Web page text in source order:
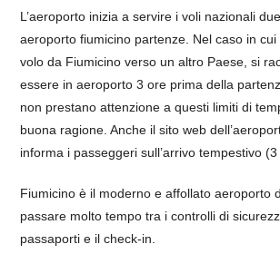
L’aeroporto inizia a servire i voli nazionali
aeroporto fiumicino partenze. Nel caso in cui
volo da Fiumicino verso un altro Paese, si
essere in aeroporto 3 ore prima della
non prestano attenzione a questi limiti di
buona ragione. Anche il sito web
informa i passeggeri sull’arrivo tempestivo
Fiumicino è il moderno e affollato aeroporto
passare molto tempo tra i controlli di
passaporti e il check-in.